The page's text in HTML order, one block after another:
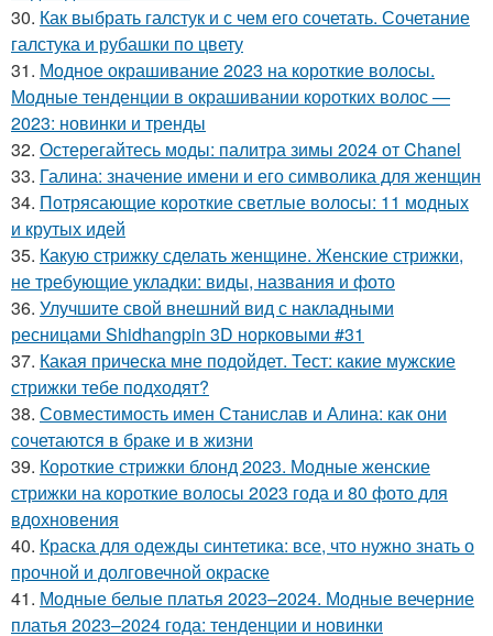
30. Как выбрать галстук и с чем его сочетать. Сочетание
галстука и рубашки по цвету
31. Модное окрашивание 2023 на короткие волосы.
Модные тенденции в окрашивании коротких волос —
2023: новинки и тренды
32. Остерегайтесь моды: палитра зимы 2024 от Chanel
33. Галина: значение имени и его символика для женщин
34. Потрясающие короткие светлые волосы: 11 модных
и крутых идей
35. Какую стрижку сделать женщине. Женские стрижки,
не требующие укладки: виды, названия и фото
36. Улучшите свой внешний вид с накладными
ресницами Shidhangpin 3D норковыми #31
37. Какая прическа мне подойдет. Тест: какие мужские
стрижки тебе подходят?
38. Совместимость имен Станислав и Алина: как они
сочетаются в браке и в жизни
39. Короткие стрижки блонд 2023. Модные женские
стрижки на короткие волосы 2023 года и 80 фото для
вдохновения
40. Краска для одежды синтетика: все, что нужно знать о
прочной и долговечной окраске
41. Модные белые платья 2023–2024. Модные вечерние
платья 2023–2024 года: тенденции и новинки